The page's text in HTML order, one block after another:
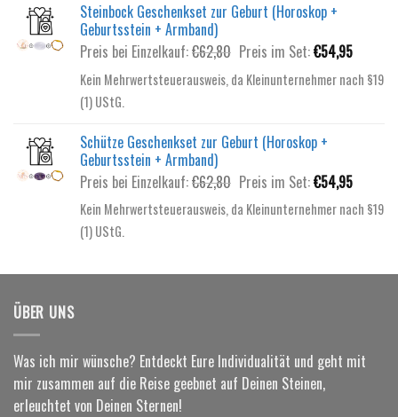
Steinbock Geschenkset zur Geburt (Horoskop +
Geburtsstein + Armband)
Preis bei Einzelkauf:€62,80 Ursprünglicher
Preis
war:
Preis im Set:€54,95
Preis
ist:
Kein Mehrwertsteuerausweis, da Kleinunternehmer nach §19
(1) UStG.
Schütze Geschenkset zur Geburt (Horoskop +
Geburtsstein + Armband)
Preis bei Einzelkauf:€62,80 Ursprünglicher
Preis
war:
Preis im Set:€54,95
Preis
ist:
Kein Mehrwertsteuerausweis, da Kleinunternehmer nach §19
(1) UStG.
ÜBER UNS
Was ich mir wünsche? Entdeckt Eure Individualität und geht mit
mir zusammen auf die Reise geebnet auf Deinen Steinen,
erleuchtet von Deinen Sternen!